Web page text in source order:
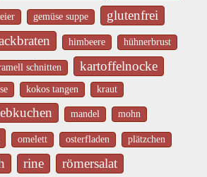
gemüse suppe
glutenfrei
himbeere hühnerbrust
schnitten kartoffelnocke
kokos tangen kraut
mandel mohn
omelett osterfladen plätzchen
rine römersalat